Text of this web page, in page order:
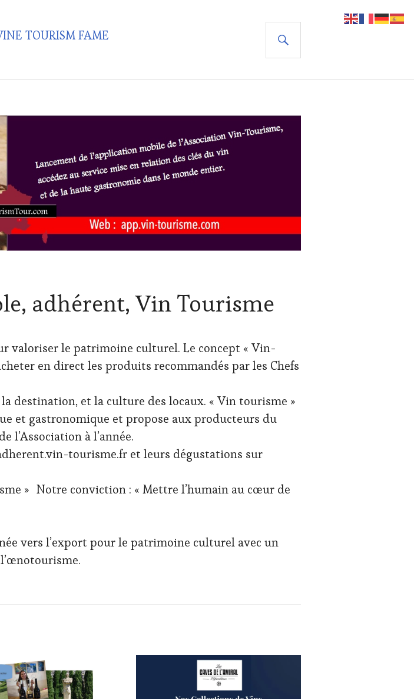
TOURISM FAME
adhérent, Vin Tourisme
valoriser le patrimoine culturel. Le concept « Vin-
en direct les produits recommandés par les Chefs
destination, et la culture des locaux. « Vin tourisme »
et gastronomique et propose aux producteurs du
l’Association à l’année.
tourisme.fr et leurs dégustations sur
» Notre conviction : « Mettre l’humain au cœur de
vers l’export pour le patrimoine culturel avec un